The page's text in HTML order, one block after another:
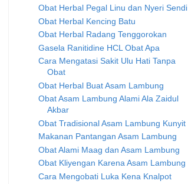
Obat Herbal Pegal Linu dan Nyeri Sendi
Obat Herbal Kencing Batu
Obat Herbal Radang Tenggorokan
Gasela Ranitidine HCL Obat Apa
Cara Mengatasi Sakit Ulu Hati Tanpa
Obat
Obat Herbal Buat Asam Lambung
Obat Asam Lambung Alami Ala Zaidul
Akbar
Obat Tradisional Asam Lambung Kunyit
Makanan Pantangan Asam Lambung
Obat Alami Maag dan Asam Lambung
Obat Kliyengan Karena Asam Lambung
Cara Mengobati Luka Kena Knalpot